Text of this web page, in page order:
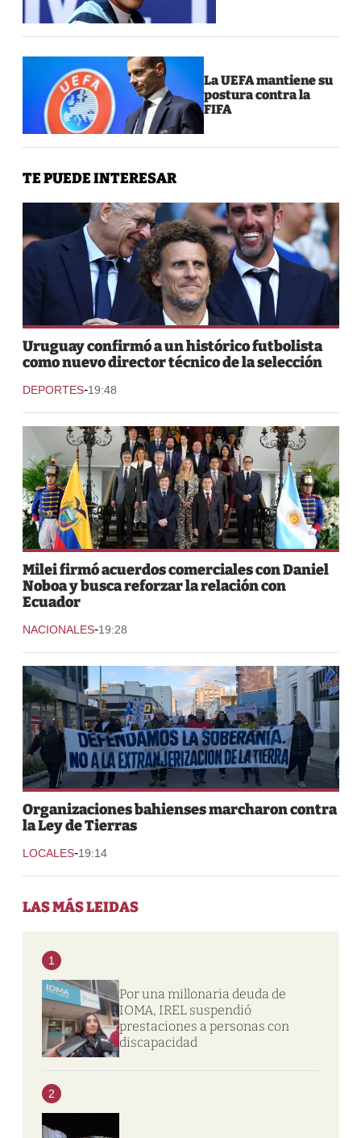
La UEFA mantiene su
postura contra la
FIFA
TE PUEDE INTERESAR
Uruguay confirmó a un histórico futbolista
como nuevo director técnico de la selección
DEPORTES-19:48
Milei firmó acuerdos comerciales con Daniel
Noboa y busca reforzar la relación con
Ecuador
NACIONALES-19:28
Organizaciones bahienses marcharon contra
la Ley de Tierras
LOCALES-19:14
LAS MÁS LEIDAS
1
Por una millonaria deuda de
IOMA, IREL suspendió
prestaciones a personas con
discapacidad
2